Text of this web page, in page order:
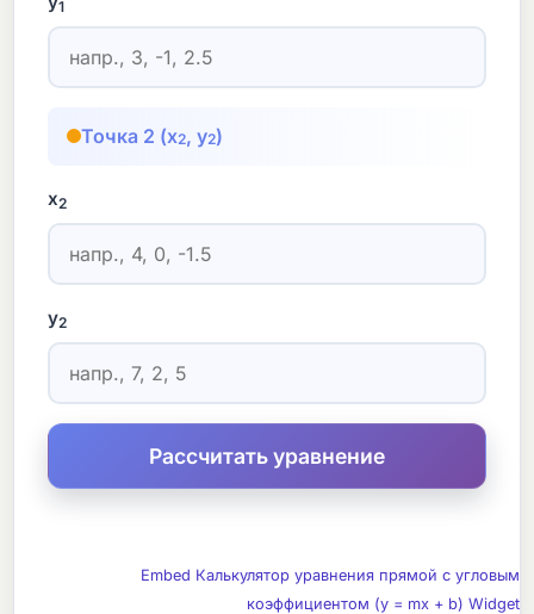
1
Точка 2 (x2, y2)
x2
y2
Embed Калькулятор уравнения прямой с угловым
коэффициентом (y = mx + b) Widget